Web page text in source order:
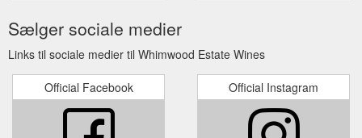
Sælger sociale medier
Links til sociale medier til Whimwood Estate Wines
Official Facebook Official Instagram